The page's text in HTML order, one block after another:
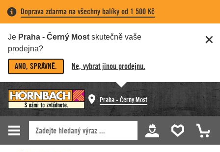
Doprava zdarma na všechny balíky od 1 500 Kč
Je Praha - Černý Most skutečně vaše
prodejna?
ANO, SPRÁVNĚ. Ne, vybrat jinou prodejnu.
Praha - Černý Most